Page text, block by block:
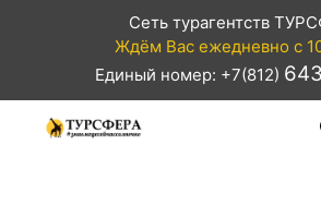
Сеть турагентств
Ждём Вас ежедневно с
Единый номер: +7(812)